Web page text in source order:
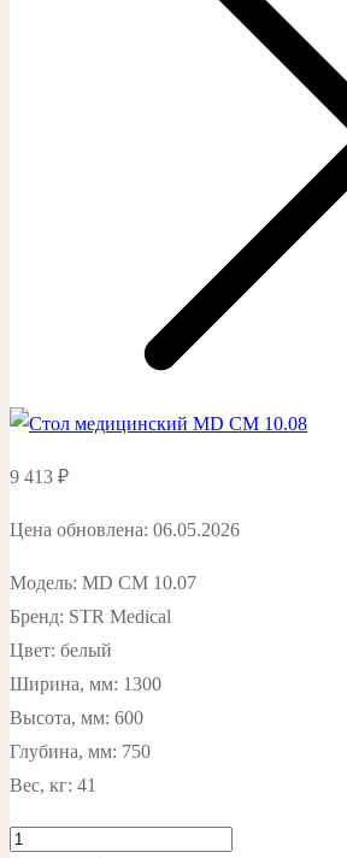
9 413 ₽
Цена обновлена: 06.05.2026
Модель: MD СМ 10.07
Бренд: STR Medical
Цвет: белый
Ширина, мм: 1300
Высота, мм: 600
Глубина, мм: 750
Вес, кг: 41
Количество